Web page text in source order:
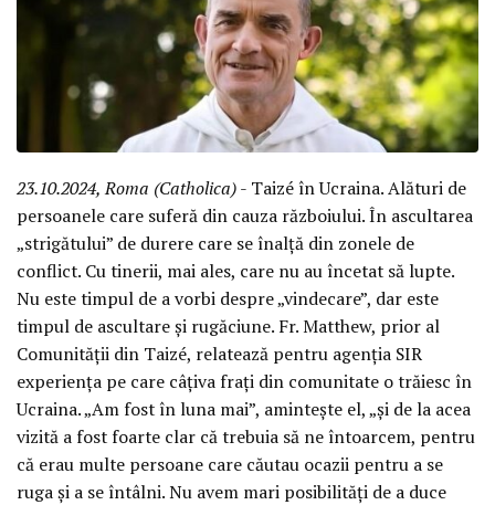
23.10.2024, Roma (Catholica)- Taizé în Ucraina. Alături de
persoanele care suferă din cauza războiului. În ascultarea
„strigătului” de durere care se înalță din zonele de
conflict. Cu tinerii, mai ales, care nu au încetat să lupte.
Nu este timpul de a vorbi despre „vindecare”, dar este
timpul de ascultare și rugăciune. Fr. Matthew, prior al
Comunității din Taizé, relatează pentru agenția SIR
experiența pe care câțiva frați din comunitate o trăiesc în
Ucraina. „Am fost în luna mai”, amintește el, „și de la acea
vizită a fost foarte clar că trebuia să ne întoarcem, pentru
că erau multe persoane care căutau ocazii pentru a se
ruga și a se întâlni. Nu avem mari posibilități de a duce